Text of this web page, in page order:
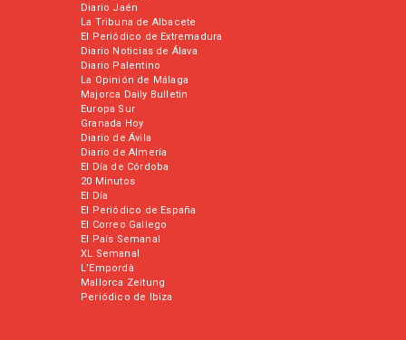
Diario Jaén
La Tribuna de Albacete
El Periódico de Extremadura
Diario Noticias de Álava
Diario Palentino
La Opinión de Málaga
Majorca Daily Bulletin
Europa Sur
Granada Hoy
Diario de Ávila
Diario de Almería
El Día de Córdoba
20 Minutos
El Día
El Periódico de España
El Correo Gallego
El País Semanal
XL Semanal
L’Empordà
Mallorca Zeitung
Periódico de Ibiza